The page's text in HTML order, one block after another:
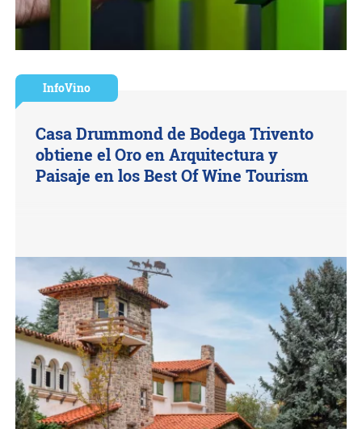
InfoVino
Casa Drummond de Bodega Trivento
obtiene el Oro en Arquitectura y
Paisaje en los Best Of Wine Tourism